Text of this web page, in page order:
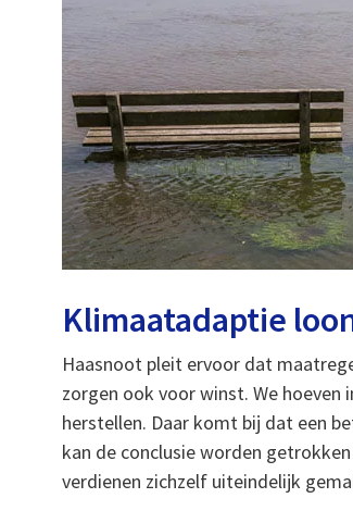
Klimaatadaptie
Haasnoot pleit ervoor dat
zorgen ook voor winst. We
herstellen. Daar komt bij dat een
kan de conclusie worden
verdienen zichzelf uiteindelijk